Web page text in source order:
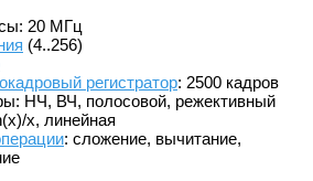
20 МГц
(4..256)
регистратор: 2500 кадров
НЧ, ВЧ, полосовой, режективный
x, линейная
: сложение, вычитание,